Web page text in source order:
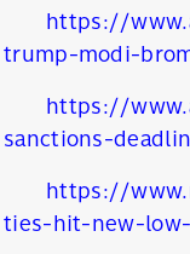
https://
trump-modi-
https://
sanctions-
https://
ties-hit-new-